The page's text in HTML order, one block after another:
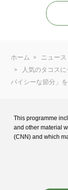
ホーム ニュース
人気のタコス
パイシーな節分」
This programme
and other material
(CNN) and which